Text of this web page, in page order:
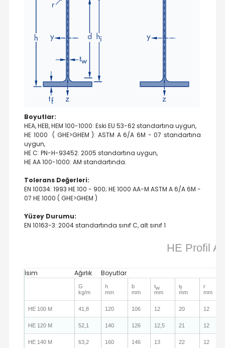
Boyutlar:
HEA, HEB, HEM 100-1000: Eski EU 53-62 standartına uygun,
HE 1000 ( GHE>GHEM ): ASTM A 6/A 6M - 07 standartına
uygun,
HE C: PN-H-93452: 2005 standartına uygun,
HE AA 100-1000: AM standartında.
Tolerans Değerleri:
EN 10034: 1993 HE 100 - 900; HE 1000 AA-M ASTM A 6/A 6M -
07 HE 1000 ( GHE>GHEM )
Yüzey Durumu:
EN 10163-3: 2004 standartında sınıf C, alt sınıf 1
HE Profil
İsim Ağırlık Boyutlar
G
kg/m
h
mm
b
mm
tw
mm
tf
mm
r
mm
HE 100 M 41,8 120 106 12 20 12
HE 120 M 52,1 140 126 12,5 21 12
HE 140 M 63,2 160 146 13 22 12